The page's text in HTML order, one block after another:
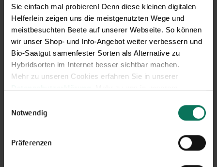
Sie einfach mal probieren! Denn diese kleinen digitalen
Helferlein zeigen uns die meistgenutzten Wege und
meistbesuchten Beete auf unserer Webseite. So können
wir unser Shop- und Info-Angebot weiter verbessern und
Bio-Saatgut samenfester Sorten als Alternative zu
Hybridsorten im Internet besser sichtbar machen.
Mehr zu unseren Cookies erfahren Sie in unserer
Sie können Ihre Einwilligung unter dem Link Cookie-
Notwendig
Präferenzen
Langer, schlanker Japan-Rettich
(Minowase-Typ) für die ganze
Freilandsaison. Die Wurzeln werden etwa 30-40 cm lang
und sind glattschalig und schneeweiß. Rettmann hat
einen sehr milden Geschmack, das Fruchtfleisch ist saftig
und knackig.
Direktsaat Freiland
Portion
1,75 g -reicht für ca. 100
3,25 €
1.858,74 €/1 kg